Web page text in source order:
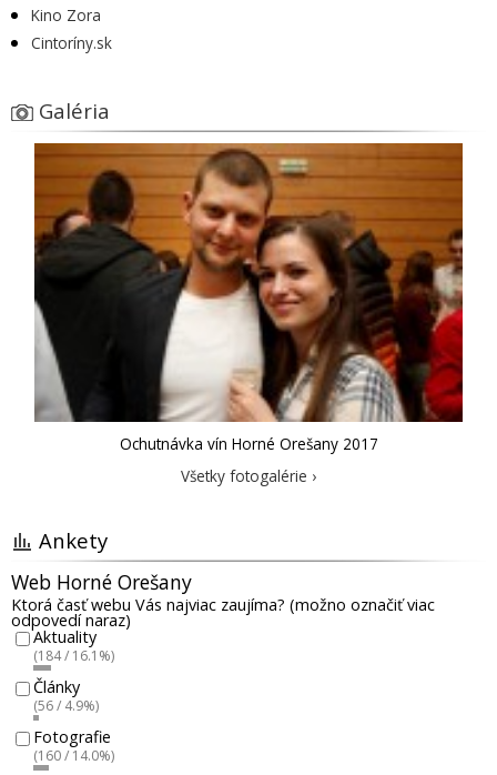
Kino Zora
Cintoríny.sk
Galéria
Ochutnávka vín Horné Orešany 2017
Všetky fotogalérie ›
Ankety
Web Horné Orešany
Ktorá časť webu Vás najviac zaujíma? (možno označiť viac
odpovedí naraz)
Aktuality
(184 / 16.1%)
Články
(56 / 4.9%)
Fotografie
(160 / 14.0%)